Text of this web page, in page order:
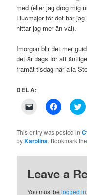
med (eller jag drog mig
Llucmajor för det har
hittar jag mer än väl).
Imorgon blir det mer
det är dags för att
framåt tisdag när alla
DELA:
Click
link
to
a
(Opens
window)
Click
to
Facebook
(Opens
in
window)
to
in
This entry was posted in
byKarolina. Bookmark
Leave a
You must belogged in